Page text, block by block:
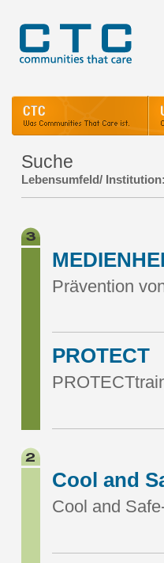
Suche
Lebensumfeld/
Prävention
PROTECT
Cool and
Cool and